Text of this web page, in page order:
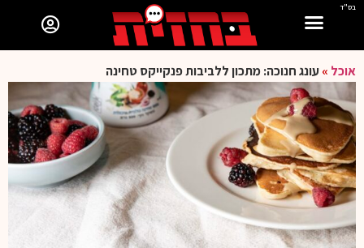
בס"ד
אוכל »עונג חנוכה: מתכון ללביבות פנקייקס טחינה